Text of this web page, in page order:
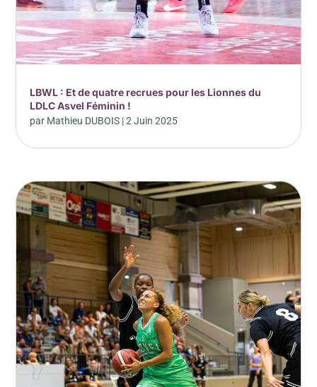
LBWL : Et de quatre recrues pour les Lionnes du
LDLC Asvel Féminin !
par Mathieu DUBOIS |2 Juin 2025